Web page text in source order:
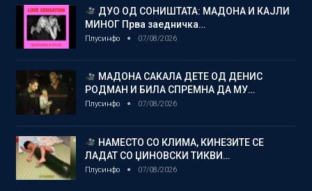
ДУО ОД СОНИШТАТА: МАДОНА И КАЈЛИ
МИНОГ Прва заедничка…
Плусинфо 07/08/2026
МАДОНА САКАЛА ДЕТЕ ОД ДЕНИС
РОДМАН И БИЛА СПРЕМНА ДА МУ…
Плусинфо 07/08/2026
НАМЕСТО СО КЛИМА, КИНЕЗИТЕ СЕ
ЛАДАТ СО ЏИНОВСКИ ТИКВИ…
Плусинфо 07/08/2026